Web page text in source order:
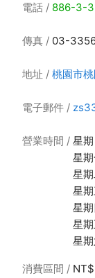
電話 886-3-
傳真 03-
地址 桃園市
電子郵件
營業時間
星
星
星
星
星
星
星
消費區間